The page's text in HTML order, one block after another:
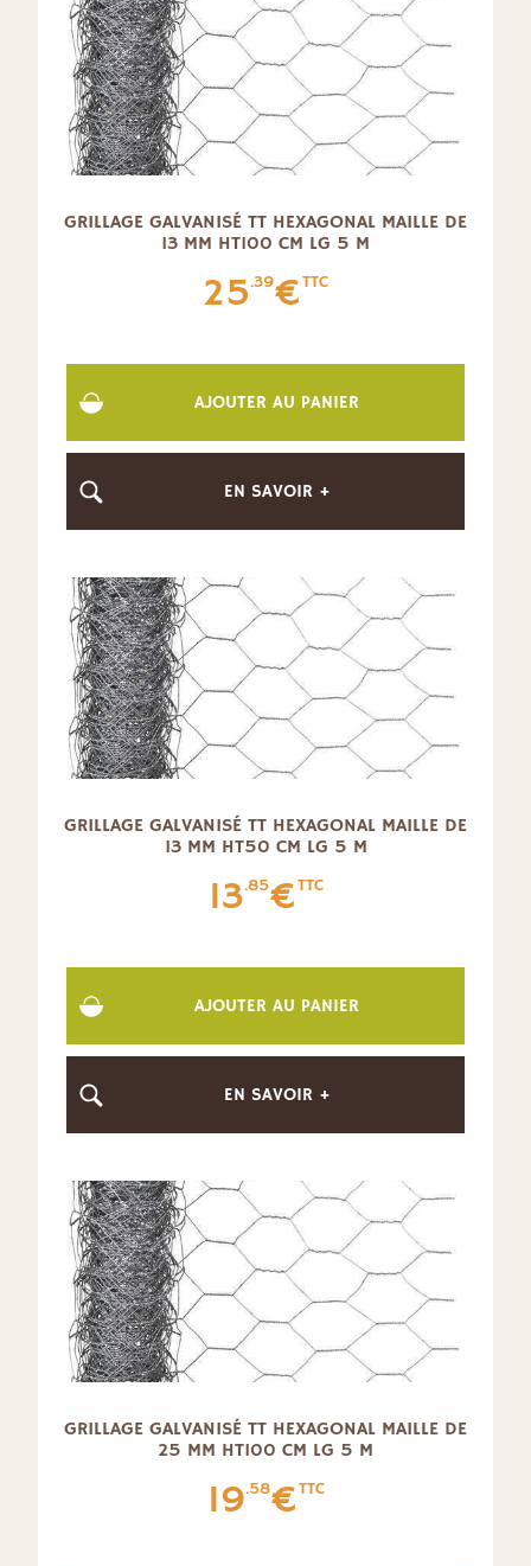
GRILLAGE GALVANISÉ TT HEXAGONAL MAILLE DE
13 MM HT100 CM LG 5 M
25.39€TTC
AJOUTER AU PANIER
EN SAVOIR +
GRILLAGE GALVANISÉ TT HEXAGONAL MAILLE DE
13 MM HT50 CM LG 5 M
13.85€TTC
AJOUTER AU PANIER
EN SAVOIR +
GRILLAGE GALVANISÉ TT HEXAGONAL MAILLE DE
25 MM HT100 CM LG 5 M
19.58€TTC